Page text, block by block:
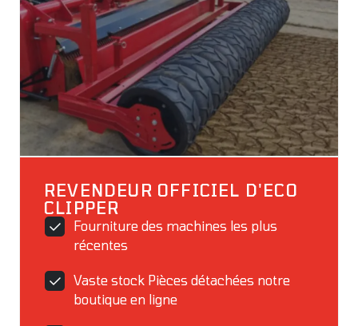
REVENDEUR OFFICIEL D'ECO
CLIPPER
Fourniture des machines les plus
récentes
Vaste stock Pièces détachées notre
boutique en ligne